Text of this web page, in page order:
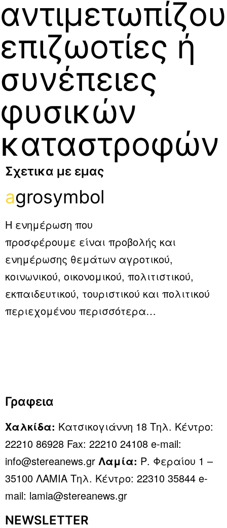
επιζωοτίες ή
συνέπειες
φυσικών
καταστροφών
Σχετικα με εμας
agrosymbol
Η ενημέρωση που
προσφέρουμε είναι προβολής και
ενημέρωσης θεμάτων αγροτικού,
κοινωνικού, οικονομικού, πολιτιστικού,
εκπαιδευτικού, τουριστικού και πολιτικού
περιεχομένου περισσότερα…
Γραφεια
Χαλκίδα: Κατσικογιάννη 18 Τηλ. Κέντρο:
22210 86928 Fax: 22210 24108 e-mail:
info@stereanews.gr Λαμία: Ρ. Φεραίου 1 –
35100 ΛΑΜΙΑ Τηλ. Κέντρο: 22310 35844 e-
mail: lamia@stereanews.gr
NEWSLETTER